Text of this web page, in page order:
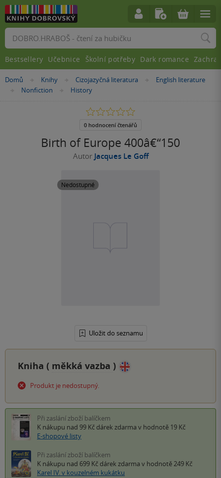
Nacházíte
Domů »Knihy »Cizojazyčná literatura »
English literature
»
Nonfiction »History
Birth of Europe 400â€“150
Autor Jacques Le Goff
Nedostupné
Uložit do seznamu
0.0
5
0 hodnocení čtenářů
Kniha ( měkká vazba )
Produkt je nedostupný.
Při zaslání zboží balíčkem
K nákupu nad 99 Kč dárek zdarma v hodnotě 19 Kč
E-shopové listy
Při zaslání zboží balíčkem
K nákupu nad 699 Kč dárek zdarma v hodnotě 249 Kč
Karel IV. v kouzelném kukátku
Vyhledávání
Bestsellery Učebnice Školní potřeby Dark romance